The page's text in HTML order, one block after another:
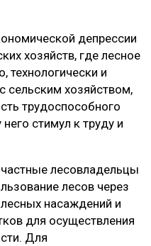
депрессии
хозяйств, где лесное
технологически и
сельским хозяйством,
трудоспособного
стимул к труду и
лесовладельцы
лесов через
насаждений и
для осуществления
Для